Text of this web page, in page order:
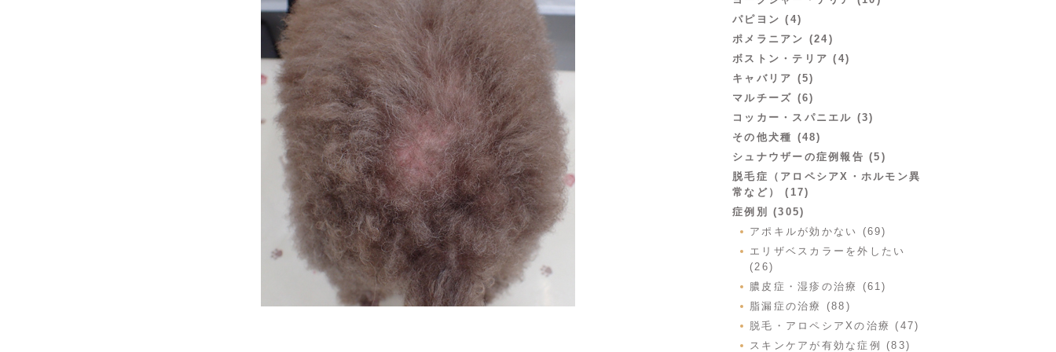
パピヨン (4)
ポメラニアン (24)
ボストン・テリア (4)
キャバリア (5)
マルチーズ (6)
コッカー・スパニエル (3)
その他犬種 (48)
シュナウザーの症例報告 (5)
脱毛症（アロペシアX・ホルモン異
常など） (17)
症例別 (305)
アポキルが効かない (69)
エリザベスカラーを外したい
(26)
膿皮症・湿疹の治療 (61)
脂漏症の治療 (88)
脱毛・アロペシアXの治療 (47)
スキンケアが有効な症例 (83)